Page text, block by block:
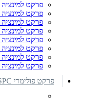
פרקט למינציה 8 מ"מ חרבות ברזל
פרקט למינציה 8 מ"מ מלטה איילנד
פרקט למינציה 8 מ"מ אימפרסיב פלוס
פרקט למינציה 10 מ"מ אימפרסיב פלוס
פרקט למינציה 10 מ"מ מג'סטיק קראון
פרקט למינציה 10 מ"מ שארק אושן 10
פרקט למינציה 12 מ"מ שארק אושן 12
פרקט למינציה 12 מ"מ סילבר ווילואו
פרקט פולימרי SPC נגד מים